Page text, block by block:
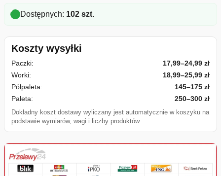
Dostępnych: 102 szt.
Koszty wysyłki
Paczki:
17,99–24,99 zł
Worki:
18,99–25,99 zł
Półpaleta:
145–175 zł
Paleta:
250–300 zł
Dokładny koszt dostawy wyliczany jest automatycznie w koszyku na
podstawie wymiarów, wagi i liczby produktów.